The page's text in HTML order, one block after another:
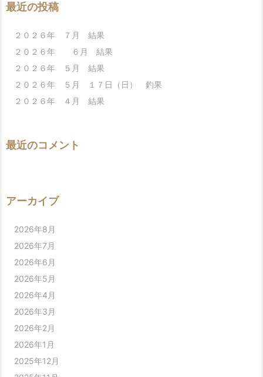
最近の投稿
２０２６年 ７月 結果
２０２６年 ６月 結果
２０２６年 ５月 結果
２０２６年 ５月 １７日（日） 釣果
２０２６年 ４月 結果
最近のコメント
アーカイブ
2026年8月
2026年7月
2026年6月
2026年5月
2026年4月
2026年3月
2026年2月
2026年1月
2025年12月